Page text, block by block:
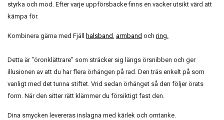
styrka och mod. Efter varje uppförsbacke finns en vacker utsikt värd att
kämpa för.
Kombinera gärna med Fjäll halsband, armband och ring.
Detta är "öronklättrare" som sträcker sig längs örsnibben och ger
illusionen av att du har flera örhängen på rad. Den träs enkelt på som
vanligt med det tunna stiftet. Vrid sedan örhänget så den följer örats
form. När den sitter rätt klämmer du försiktigt fast den.
Dina smycken levereras inslagna med kärlek och omtanke.